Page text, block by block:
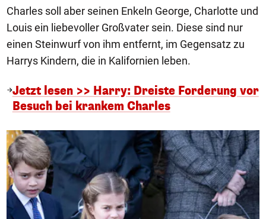
Charles soll aber seinen Enkeln George, Charlotte und
Louis ein liebevoller Großvater sein. Diese sind nur
einen Steinwurf von ihm entfernt, im Gegensatz zu
Harrys Kindern, die in Kalifornien leben.
Jetzt lesen >> Harry: Dreiste Forderung vor
Besuch bei krankem Charles